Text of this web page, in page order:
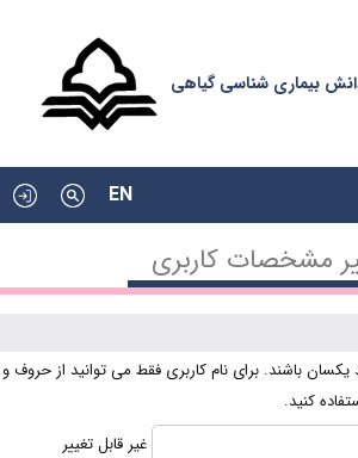
بیماری شناسی گیاهی
EN
مشخصات کاربری
باشند. برای نام کاربری فقط می توانید از حروف و
کنید.
غیر قابل تغییر